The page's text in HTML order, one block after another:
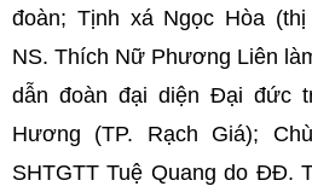
đoàn; Tịnh xá Ngọc Hòa
NS. Thích Nữ Phương Liên
dẫn đoàn đại diện Đại đức
Hương (TP. Rạch Giá);
SHTGTT Tuệ Quang do ĐĐ.